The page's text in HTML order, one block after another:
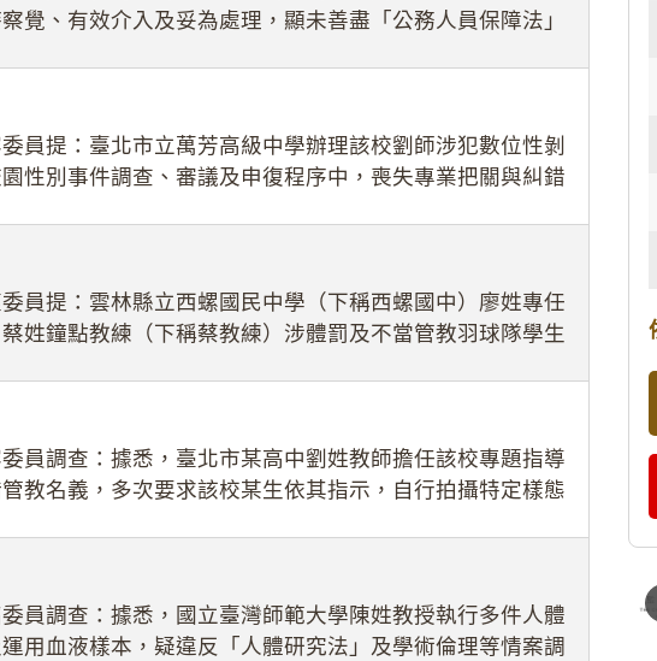
覺、有效介入及妥為處理，顯未善盡「公務人員保障法」
員提：臺北市立萬芳高級中學辦理該校劉師涉犯數位性剝
性別事件調查、審議及申復程序中，喪失專業把關與糾錯
員提：雲林縣立西螺國民中學（下稱西螺國中）廖姓專任
姓鐘點教練（下稱蔡教練）涉體罰及不當管教羽球隊學生
員調查：據悉，臺北市某高中劉姓教師擔任該校專題指導
教名義，多次要求該校某生依其指示，自行拍攝特定樣態
員調查：據悉，國立臺灣師範大學陳姓教授執行多件人體
用血液樣本，疑違反「人體研究法」及學術倫理等情案調